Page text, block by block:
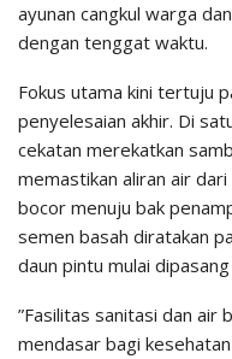
ayunan cangkul warga
dengan tenggat waktu.
​Fokus utama kini tertuju
penyelesaian akhir. Di
cekatan merekatkan
memastikan aliran air
bocor menuju bak
semen basah diratakan
daun pintu mulai
​”Fasilitas sanitasi dan air
mendasar bagi